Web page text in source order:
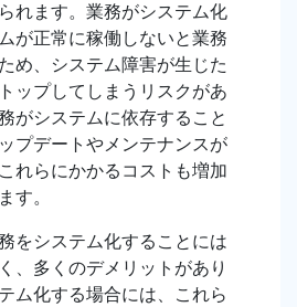
れます。業務がシステム化
が正常に稼働しないと業務
め、システム障害が生じた
ップしてしまうリスクがあ
がシステムに依存すること
プデートやメンテナンスが
れらにかかるコストも増加
す。
をシステム化することには
、多くのデメリットがあり
ム化する場合には、これら